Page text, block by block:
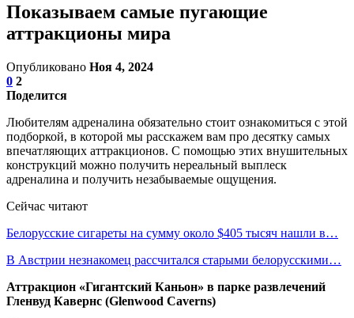
Показываем самые пугающие
аттракционы мира
Опубликовано Ноя 4, 2024
0 2
Поделится
Любителям адреналина обязательно стоит ознакомиться с этой
подборкой, в которой мы расскажем вам про десятку самых
впечатляющих аттракционов. С помощью этих внушительных
конструкций можно получить нереальный выплеск
адреналина и получить незабываемые ощущения.
Сейчас читают
Белорусские сигареты на сумму около $405 тысяч нашли в…
В Австрии незнакомец рассчитался старыми белорусскими…
Аттракцион «Гигантский Каньон» в парке развлечений
Гленвуд Кавернс (Glenwood Caverns)